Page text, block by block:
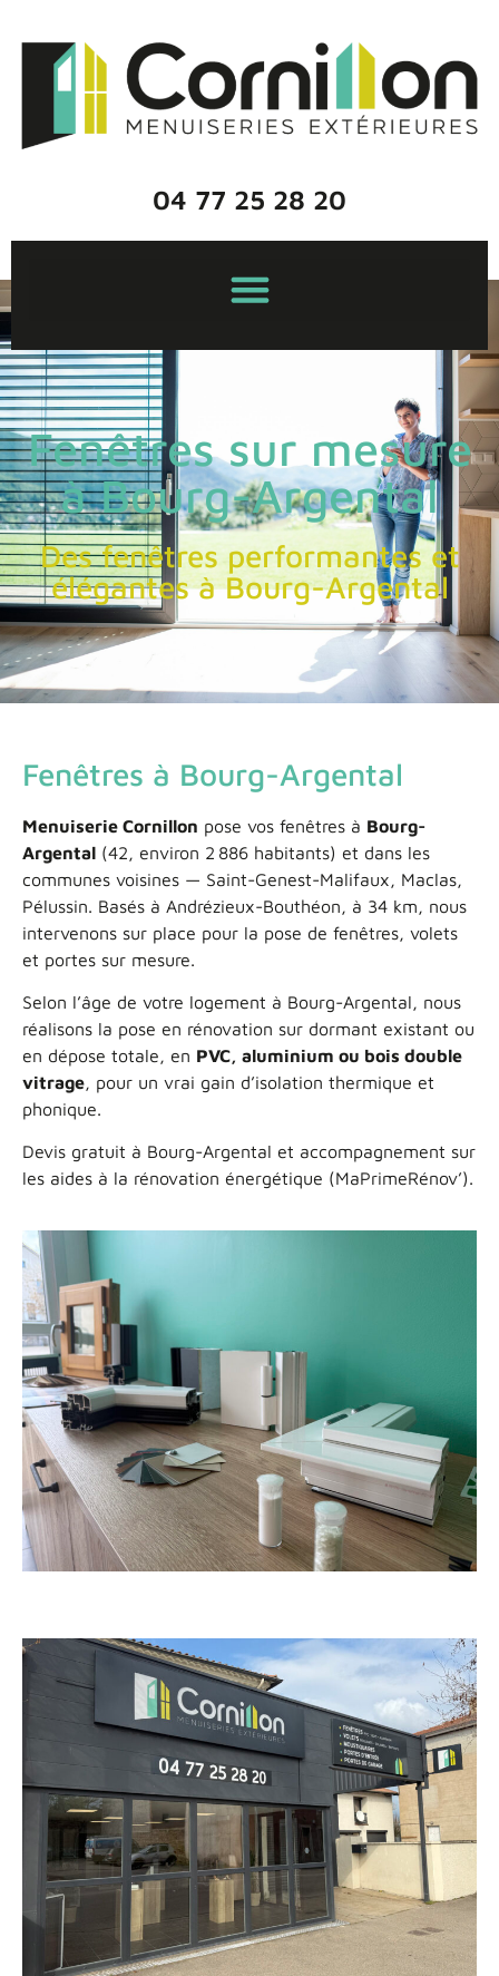
04 77 25 28 20
Fenêtres sur mesure
à Bourg-Argental
Des fenêtres performantes et
élégantes à Bourg-Argental
Fenêtres à Bourg-Argental
Menuiserie Cornillon pose vos fenêtres à Bourg-
Argental (42, environ 2 886 habitants) et dans les
communes voisines — Saint-Genest-Malifaux, Maclas,
Pélussin. Basés à Andrézieux-Bouthéon, à 34 km, nous
intervenons sur place pour la pose de fenêtres, volets
et portes sur mesure.
Selon l’âge de votre logement à Bourg-Argental, nous
réalisons la pose en rénovation sur dormant existant ou
en dépose totale, en PVC, aluminium ou bois double
vitrage, pour un vrai gain d’isolation thermique et
phonique.
Devis gratuit à Bourg-Argental et accompagnement sur
les aides à la rénovation énergétique (MaPrimeRénov’).